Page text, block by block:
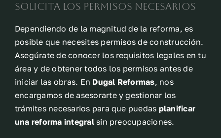
Solicita los permisos necesarios
Dependiendo de la magnitud de la reforma, es
posible que necesites permisos de construcción.
Asegúrate de conocer los requisitos legales en tu
área y de obtener todos los permisos antes de
iniciar las obras. En Dugal Reformas, nos
encargamos de asesorarte y gestionar los
trámites necesarios para que puedas planificar
una reforma integralsin preocupaciones.